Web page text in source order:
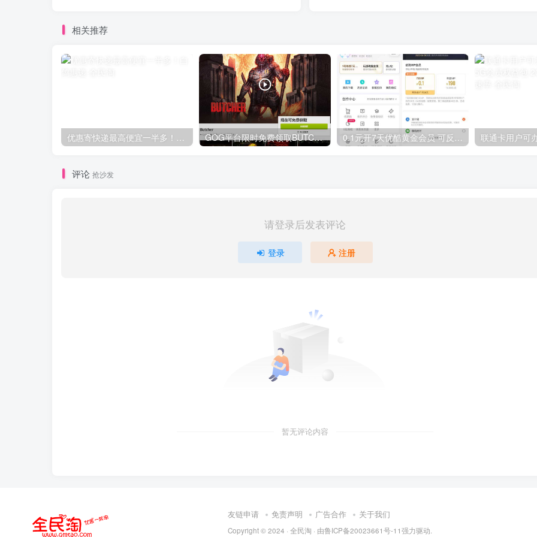
相关推荐
优惠寄快递最高便宜一半多！白鸽惠递 GOG平台限时免费领取BUTCHER（屠夫） 0.1元开7天优酷黄金会员 可反复开通需要关闭自动续费
评论 抢沙发
请登录后发表评论
登录 注册
暂无评论内容
友链申请 免责声明 广告合作 关于我们
Copyright © 2024 · 全民淘 · 由鲁ICP备20023661号-11强力驱动.